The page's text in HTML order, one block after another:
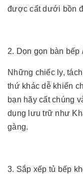
được cất dưới bồn
2. Dọn gọn bàn bếp
Những chiếc ly,
thứ khác dễ khiến
bạn hãy cất chúng
dụng lưu trữ như
gàng.
3. Sắp xếp tủ bếp